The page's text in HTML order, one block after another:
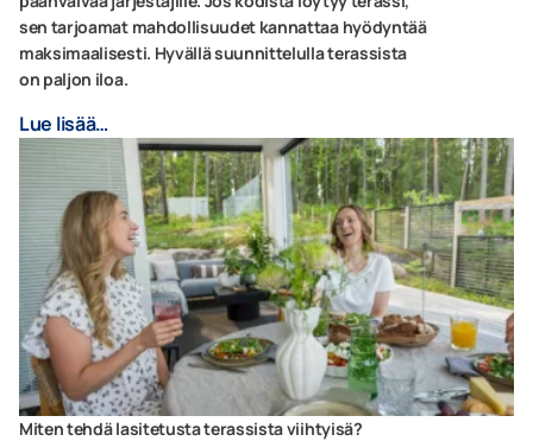
sen tarjoamat mahdollisuudet kannattaa hyödyntää
maksimaalisesti. Hyvällä suunnittelulla terassista
on paljon iloa.
Lue lisää…
Miten tehdä lasitetusta terassista viihtyisä?